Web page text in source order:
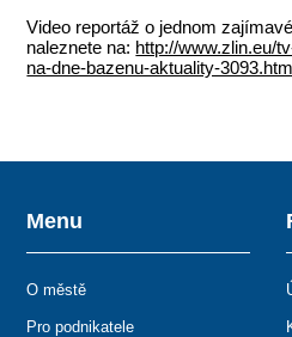
Video reportáž o jednom
naleznete na: http://www.zlin.eu/
na-dne-bazenu-aktuality-
Menu
O městě
Pro podnikatele